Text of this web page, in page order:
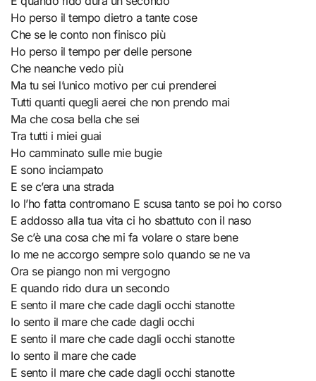
Ho perso il tempo dietro a tante cose
Che se le conto non finisco più
Ho perso il tempo per delle persone
Che neanche vedo più
Ma tu sei l’unico motivo per cui prenderei
Tutti quanti quegli aerei che non prendo mai
Ma che cosa bella che sei
Tra tutti i miei guai
Ho camminato sulle mie bugie
E sono inciampato
E se c’era una strada
Io l’ho fatta contromano E scusa tanto se poi ho corso
E addosso alla tua vita ci ho sbattuto con il naso
Se c’è una cosa che mi fa volare o stare bene
Io me ne accorgo sempre solo quando se ne va
Ora se piango non mi vergogno
E quando rido dura un secondo
E sento il mare che cade dagli occhi stanotte
Io sento il mare che cade dagli occhi
E sento il mare che cade dagli occhi stanotte
Io sento il mare che cade
E sento il mare che cade dagli occhi stanotte